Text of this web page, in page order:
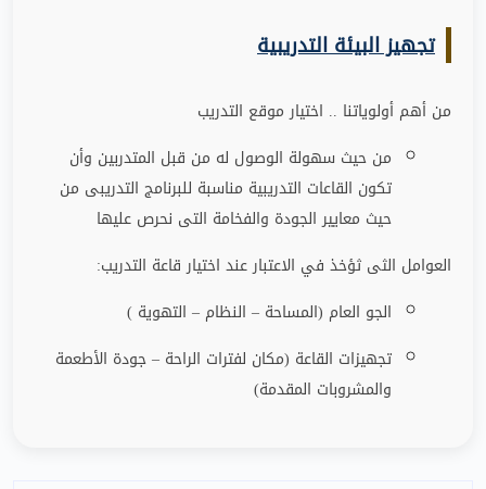
تجهيز البيئة التدريبية
من أهم أولوياتنا .. اختيار موقع التدريب
من حيث سهولة الوصول له من قبل المتدربين وأن
تكون القاعات التدريبية مناسبة للبرنامج التدريبى من
حيث معايير الجودة والفخامة التى نحرص عليها
العوامل الثى ثؤخذ في الاعتبار عند اختيار قاعة التدريب:
الجو العام (المساحة – النظام – التهوية )
تجهيزات القاعة (مكان لفترات الراحة –جودة الأطعمة
والمشروبات المقدمة)